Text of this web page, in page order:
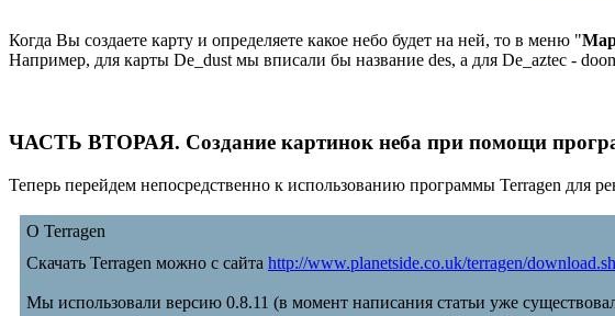
Когда Вы создаете карту и определяете какое небо будет на ней, то в меню "
Например, для карты De_dust мы вписали бы название des, а для De_aztec -
ЧАСТЬ ВТОРАЯ. Создание картинок неба при помощи
Теперь перейдем непосредственно к использованию программы Terragen для
О Terragen
Скачать Terragen можно с сайта http://www.planetside.co.uk/terragen/
Мы использовали версию 0.8.11 (в момент написания статьи уже